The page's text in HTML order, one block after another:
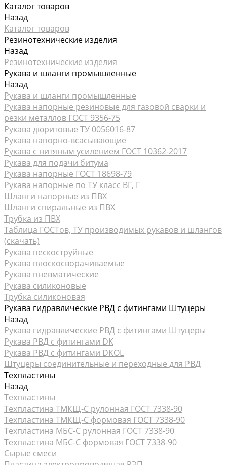
Каталог товаров
Назад
Каталог товаров
Резинотехнические изделия
Назад
Резинотехнические изделия
Рукава и шланги промышленные
Назад
Рукава и шланги промышленные
Рукава напорные резиновые для газовой сварки и
резки металлов ГОСТ 9356-75
Рукава дюритовые ТУ 0056016-87
Рукава нaпорно-всасывающие
Рукава с нитяным усилением ГОСТ 10362-2017
Рукава для подачи битума
Рукава напорные ГОСТ 18698-79
Рукава напорные по ТУ класс ВГ, Г
Шланги напорные из ПВХ
Шланги спиральные из ПВХ
Трубка из ПВХ
Таблица ГОСТов, ТУ производимых рукавов и шлангов
(скачать)
Рукава пескоструйные
Рукава плоскосворачиваемые
Рукава пневматические
Рукава силиконовые
Трубка силиконовая
Рукава гидравлические РВД с фитингами Штуцеры
Назад
Рукава гидравлические РВД с фитингами Штуцеры
Рукава РВД с фитингами DK
Рукава РВД с фитингами DKOL
Штуцеры соединительные и переходные для РВД
Техпластины
Назад
Техпластины
Техпластина ТМКЩ-С рулонная ГОСТ 7338-90
Техпластина ТМКЩ-С формовая ГОСТ 7338-90
Техпластина МБС-С рулонная ГОСТ 7338-90
Техпластина МБС-С формовая ГОСТ 7338-90
Сырые смеси